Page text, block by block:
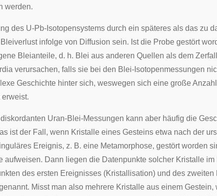
werden.
des U-Pb-Isotopensystems durch ein späteres als das zu
infolge von Diffusion sein. Ist die Probe gestört
Bleianteile, d. h. Blei aus anderen Quellen als dem
verursachen, falls sie bei den Blei-Isotopenmessungen
Geschichte hinter sich, weswegen sich eine große
Uran-Blei-Messungen kann aber häufig die
ist der Fall, wenn Kristalle eines Gesteins etwa nach der
Ereignis, z. B. eine Metamorphose, gestört worden
aufweisen. Dann liegen die Datenpunkte solcher Kristalle
des ersten Ereignisses (Kristallisation) und des
Misst man also mehrere Kristalle aus einem